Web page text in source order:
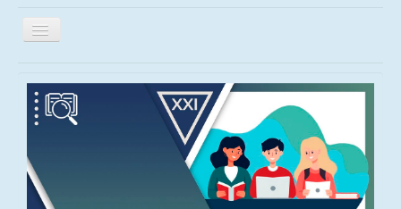
Включить/
выключить